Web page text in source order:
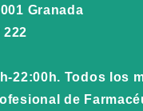
Granada
222
22:00h. Todos los
de